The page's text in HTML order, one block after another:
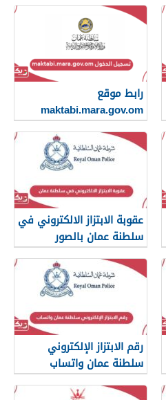
رابط موقع
maktabi.mara.gov.om
تسجيل الدخول
عقوبة الابتزاز الالكتروني في
سلطنة عمان بالصور
والرسائل
رقم الابتزاز الإلكتروني
سلطنة عمان واتساب